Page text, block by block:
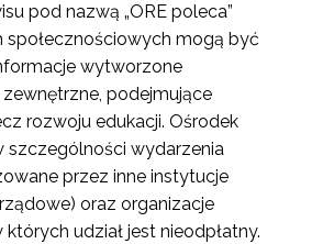
pod nazwą „ORE poleca”
społecznościowych mogą być
wytworzone
podejmujące
rozwoju edukacji. Ośrodek
szczególności wydarzenia
przez inne instytucje
oraz organizacje
udział jest nieodpłatny.